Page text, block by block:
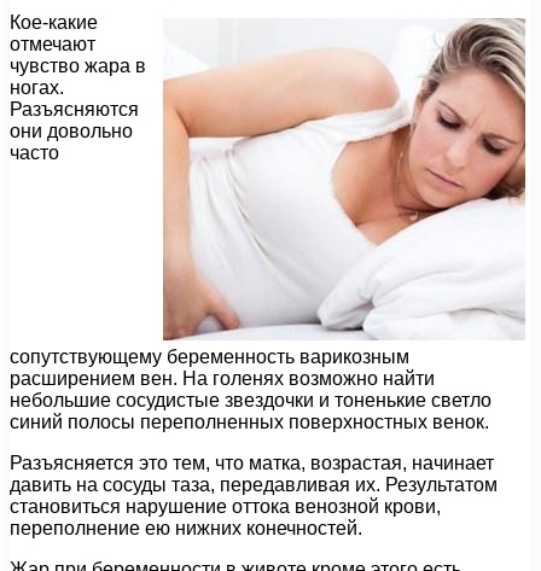
Кое-какие
отмечают
чувство жара в
ногах.
Разъясняются
они довольно
часто
сопутствующему беременность варикозным
расширением вен. На голенях возможно найти
небольшие сосудистые звездочки и тоненькие светло
синий полосы переполненных поверхностных венок.
Разъясняется это тем, что матка, возрастая, начинает
давить на сосуды таза, передавливая их. Результатом
становиться нарушение оттока венозной крови,
переполнение ею нижних конечностей.